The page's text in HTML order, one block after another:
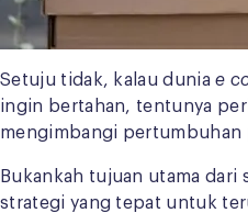
Setuju tidak, kalau duniae
ingin bertahan, tentunya
mengimbangi pertumbuhan
Bukankah tujuan utama
strategi yang tepat untuk